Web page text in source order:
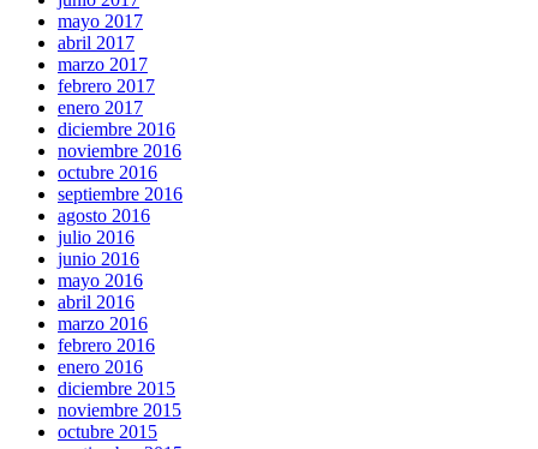
mayo 2017
abril 2017
marzo 2017
febrero 2017
enero 2017
diciembre 2016
noviembre 2016
octubre 2016
septiembre 2016
agosto 2016
julio 2016
junio 2016
mayo 2016
abril 2016
marzo 2016
febrero 2016
enero 2016
diciembre 2015
noviembre 2015
octubre 2015